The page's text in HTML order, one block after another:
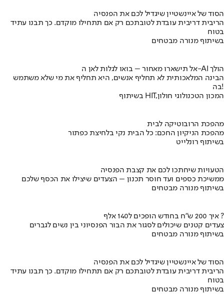
הסוד של איינשטיין שיגדיל לכם את הפנסיה
הריבית דריבית עובדת לטובתכם רק אם תתחילו מוקדם. כך תבנו עתיד
בטוח
בשיתוף מנורה מבטחים
אל תישארו מאחור – בואו לגלות לאן ה-AI הולך
הבינה המלאכותית לא תחליף אנשים, היא תחליף את מי שלא משתמש
בה!
בשיתוף HIT,המכון הטכנולוגי חולון
מהפכת הרובוטיקה לבית
מהפכת הניקיון החכם: כל הבית נקי בלחיצת כפתור
בשיתוף רונלייט
הטעויות שיחתכו לכם את קצבת הפנסיה
ממשיכת כספים ועד חוסר תכנון – הצעדים שיצילו את הכסף שלכם
בשיתוף מנורה מבטחים
איך 200 ש"ח בחודש הופכים ל140 אלף ?
צעדים קטנים שיכולים לסגור את הבור הפנסיוני בין נשים לגברים
בשיתוף מנורה מבטחים
הסוד של איינשטיין שיגדיל לכם את הפנסיה
הריבית דריבית עובדת לטובתכם רק אם תתחילו מוקדם. כך תבנו עתיד
בטוח
בשיתוף מנורה מבטחים